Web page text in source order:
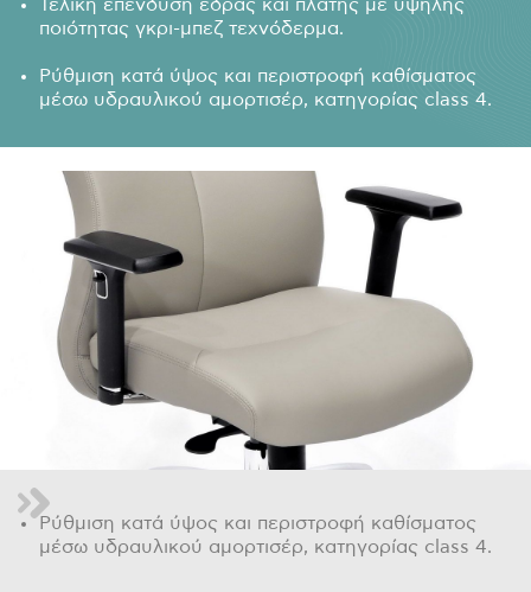
Τελική επένδυση έδρας και πλάτης με υψηλής
ποιότητας γκρι-μπεζ τεχνόδερμα.
Ρύθμιση κατά ύψος και περιστροφή καθίσματος
μέσω υδραυλικού αμορτισέρ, κατηγορίας class 4.
Ρύθμιση κατά ύψος και περιστροφή καθίσματος
μέσω υδραυλικού αμορτισέρ, κατηγορίας class 4.